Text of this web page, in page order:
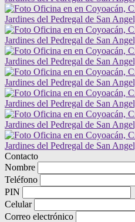
Contacto
Nombre
Teléfono
PIN
Celular
Correo electrónico